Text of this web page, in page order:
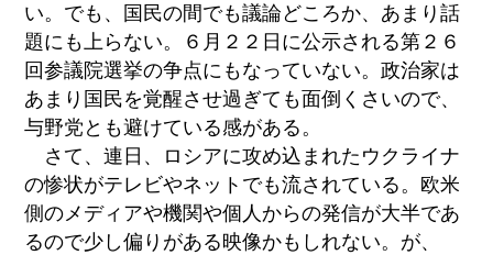
い。でも、国民の間でも議論どころか、あまり話
題にも上らない。６月２２日に公示される第２６
回参議院選挙の争点にもなっていない。政治家は
あまり国民を覚醒させ過ぎても面倒くさいので、
与野党とも避けている感がある。
さて、連日、ロシアに攻め込まれたウクライナ
の惨状がテレビやネットでも流されている。欧米
側のメディアや機関や個人からの発信が大半であ
るので少し偏りがある映像かもしれない。が、